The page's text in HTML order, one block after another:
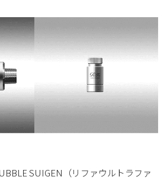
SUIGEN（リファウルトラファ